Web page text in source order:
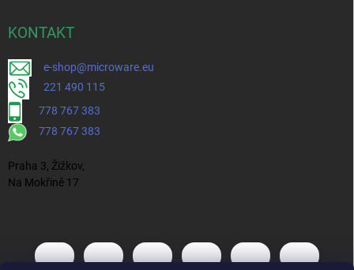
KONTAKT
e-shop@microware.eu
221 490 115
778 767 383
778 767 383
Praha 3, Žižkov,
Na Mokřině 17